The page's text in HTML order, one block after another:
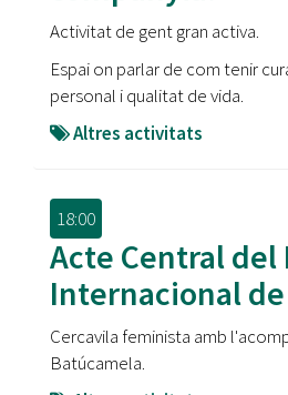
Activitat de gent gran activa.
Espai on parlar de com tenir
personal i qualitat de vida.
Altres activitats
18:00
Acte Central del
Internacional
Cercavila feminista amb
Batúcamela.